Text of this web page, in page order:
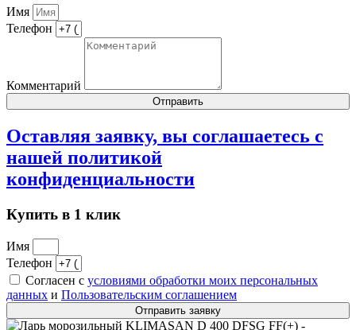
Имя
Телефон
Комментарий
Отправить
Оставляя заявку, вы соглашаетесь с
нашей политикой
конфиденциальности
Купить в 1 клик
Имя
Телефон
Согласен с условиями обработки моих персональных
данных и Пользовательским соглашением
Отправить заявку